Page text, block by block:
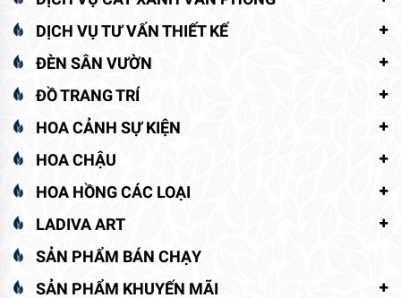
DỊCH VỤ TƯ VẤN THIẾT KẾ
ĐÈN SÂN VƯỜN
ĐỒ TRANG TRÍ
HOA CẢNH SỰ KIỆN
HOA CHẬU
HOA HỒNG CÁC LOẠI
LADIVA ART
SẢN PHẨM BÁN CHẠY
SẢN PHẨM KHUYẾN MÃI